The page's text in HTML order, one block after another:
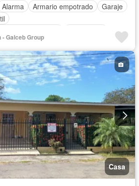
Alarma Armario empotrado
Garaje
Cocina integral
Agua Patio
- Galceb Group
Casa